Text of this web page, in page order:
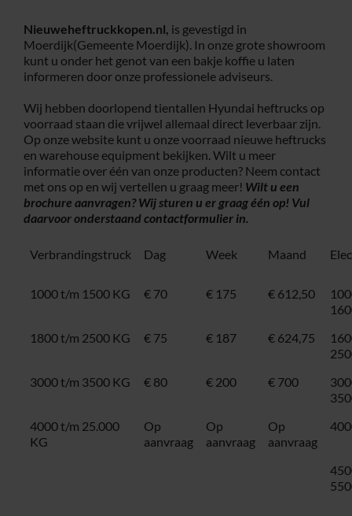
Nieuweheftruckkopen.nl, is gevestigd in
Moerdijk(Gemeente Moerdijk). In onze grote showroom
kunt u onder het genot van een bakje koffie u laten
informeren door onze professionele adviseurs.
Wij hebben doorlopend tientallen Hyundai heftrucks op
voorraad staan die vrijwel allemaal direct leverbaar zijn.
Op onze website kunt u onze voorraad nieuwe heftrucks
en warehouse equipment bekijken. Wilt u meer
informatie over één van onze producten? Neem contact
met ons op en wij vertellen u graag meer! Wilt u een
brochure aanvragen? Wij sturen u er graag één op! Vul
daarvoor onderstaandcontactformulierin.
Verbrandingstruck Dag Week Maand
1000 t/m 1500 KG € 70 € 175 € 612,50
1800 t/m 2500 KG
€ 75 € 187 € 624,75
3000 t/m 3500 KG
€ 80 € 200 € 700
4000 t/m 25.000
KG
Op
aanvraag
Op
aanvraag
Op
aanvraag